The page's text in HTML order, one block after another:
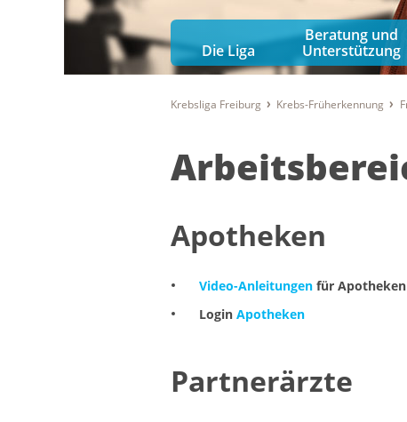
Die Liga
Beratung und
Unterstützung
Krebsliga Freiburg Krebs-Früherkennung
Apotheken
Video-Anleitungenfür Apotheken
Login Apotheken
Partnerärzte